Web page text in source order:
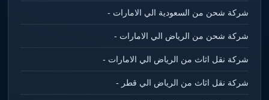
شركة شحن من السعودية الي الامارات -
شركة شحن من الرياض الي الامارات -
شركة نقل اثاث من الرياض الي الامارات -
شركة نقل اثاث من الرياض الي قطر -